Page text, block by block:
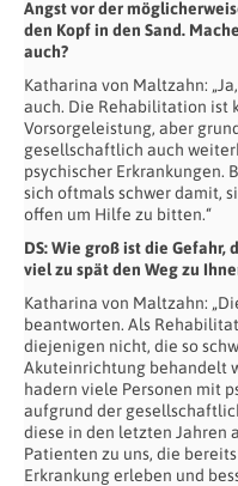
Angst vor der
den Kopf in den Sand.
auch?
Katharina von Maltzahn:
auch. Die Rehabilitation ist
Vorsorgeleistung, aber
gesellschaftlich auch
psychischer Erkrankungen.
sich oftmals schwer damit,
offen um Hilfe zu bitten.“
DS: Wie groß ist die Gefahr,
viel zu spät den Weg zu
Katharina von Maltzahn:
beantworten. Als
diejenigen nicht, die so
Akuteinrichtung behandelt
hadern viele Personen mit
aufgrund der
diese in den letzten Jahren
Patienten zu uns, die
Erkrankung erleben und